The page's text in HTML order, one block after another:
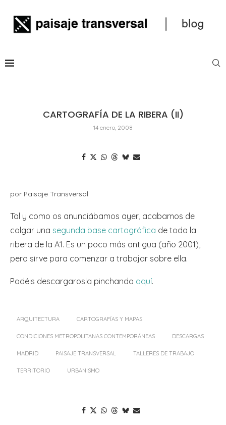
CARTOGRAFÍA DE LA RIBERA (II)
14 enero, 2008
por Paisaje Transversal
Tal y como os anunciábamos ayer, acabamos de
colgar una segunda base cartográfica de toda la
ribera de la A1. Es un poco más antigua (año 2001),
pero sirve para comenzar a trabajar sobre ella.
Podéis descargarosla pinchando aquí.
ARQUITECTURA CARTOGRAFÍAS Y MAPAS
CONDICIONES METROPOLITANAS CONTEMPORÁNEAS DESCARGAS
MADRID PAISAJE TRANSVERSAL TALLERES DE TRABAJO
TERRITORIO URBANISMO